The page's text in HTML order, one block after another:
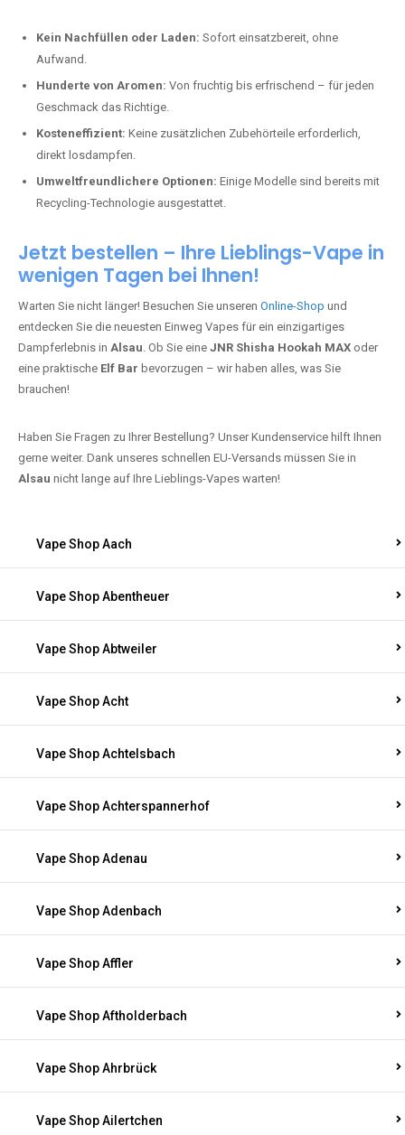
Kein Nachfüllen oder Laden: Sofort einsatzbereit, ohne
Aufwand.
Hunderte von Aromen: Von fruchtig bis erfrischend – für jeden
Geschmack das Richtige.
Kosteneffizient: Keine zusätzlichen Zubehörteile erforderlich,
direkt losdampfen.
Umweltfreundlichere Optionen: Einige Modelle sind bereits mit
Recycling-Technologie ausgestattet.
Jetzt bestellen – Ihre Lieblings-Vape in
wenigen Tagen bei Ihnen!
Warten Sie nicht länger! Besuchen Sie unseren Online-Shop und
entdecken Sie die neuesten Einweg Vapes für ein einzigartiges
Dampferlebnis in Alsau. Ob Sie eine JNR Shisha Hookah MAX oder
eine praktische Elf Bar bevorzugen – wir haben alles, was Sie
brauchen!
Haben Sie Fragen zu Ihrer Bestellung? Unser Kundenservice hilft Ihnen
gerne weiter. Dank unseres schnellen EU-Versands müssen Sie in
Alsau nicht lange auf Ihre Lieblings-Vapes warten!
Vape Shop Aach
Vape Shop Abentheuer
Vape Shop Abtweiler
Vape Shop Acht
Vape Shop Achtelsbach
Vape Shop Achterspannerhof
Vape Shop Adenau
Vape Shop Adenbach
Vape Shop Affler
Vape Shop Aftholderbach
Vape Shop Ahrbrück
Vape Shop Ailertchen